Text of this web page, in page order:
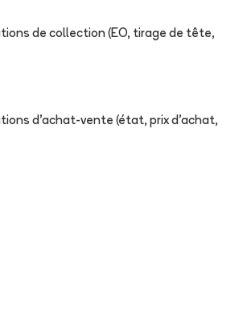
de collection (EO, tirage de tête,
d'achat-vente (état, prix d'achat,